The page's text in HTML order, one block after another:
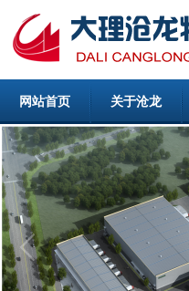
网站首页 关于沧龙